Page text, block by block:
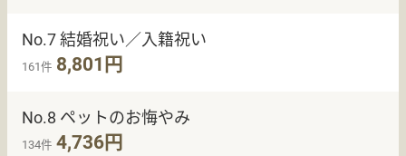
No.7 結婚祝い／入籍祝い
161件 8,801円
No.8 ペットのお悔やみ
134件 4,736円